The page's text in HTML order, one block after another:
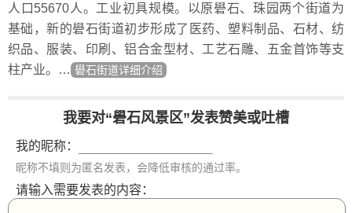
人口55670人。工业初具规模。以原礐石、珠园两个街道为
基础，新的礐石街道初步形成了医药、塑料制品、石材、纺
织品、服装、印刷、铝合金型材、工艺石雕、五金首饰等支
柱产业。… 礐石街道详细介绍
我要对“礐石风景区”发表赞美或吐槽
我的昵称：
昵称不填则为匿名发表，会降低审核的通过率。
请输入需要发表的内容：